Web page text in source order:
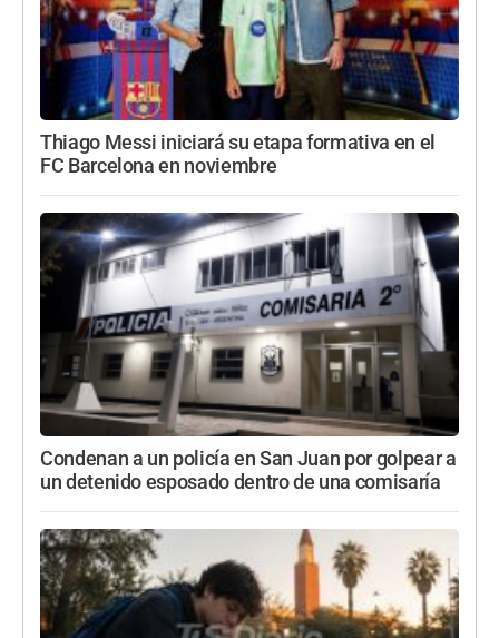
Thiago Messi iniciará su etapa formativa en el
FC Barcelona en noviembre
Condenan a un policía en San Juan por golpear a
un detenido esposado dentro de una comisaría